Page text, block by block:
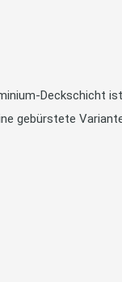
Deckschicht
gebürstete